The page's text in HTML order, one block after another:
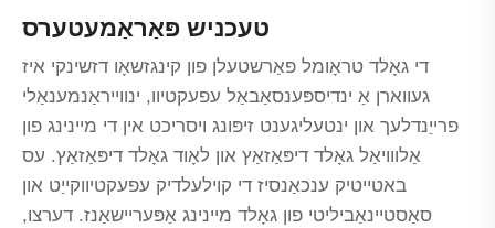
טעכניש פּאַראַמעטערס
די גאָלד טראָומל פאַרשטעלן פון קינגזשאָו דזשינקי איז
געווארן אַ ינדיספּענסאַבאַל עפעקטיוו, ינווייראַנמענאַלי
פרייַנדלעך און ינטעליגענט זיפּונג ויסריכט אין די מיינינג פון
אַלווויאַל גאָלד דיפּאַזאַץ און לאָוד גאָלד דיפּאַזאַץ. עס
באטייטיק ענכאַנסיז די קוילעלדיק עפעקטיווקייַט און
סאַסטיינאַביליטי פון גאָלד מיינינג אַפּעריישאַנז. דערצו,